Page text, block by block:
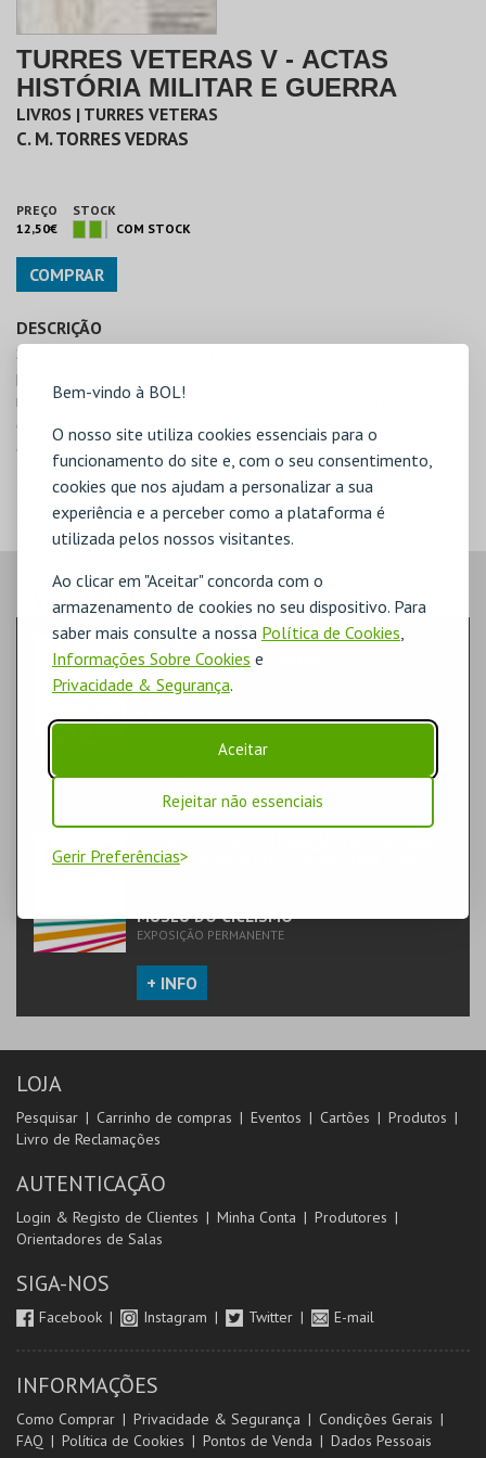
Bem-vindo à BOL!
O nosso site utiliza cookies essenciais para o
funcionamento do site e, com o seu consentimento,
cookies que nos ajudam a personalizar a sua
experiência e a perceber como a plataforma é
utilizada pelos nossos visitantes.
Ao clicar em "Aceitar" concorda com o
armazenamento de cookies no seu dispositivo. Para
saber mais consulte a nossa Política de Cookies,
Informações Sobre Cookies e
Privacidade & Segurança.
Aceitar
Rejeitar não essenciais
Gerir Preferências
TURRES VETERAS V - ACTAS
HISTÓRIA MILITAR E GUERRA
LIVROS | TURRES VETERAS
C. M. TORRES VEDRAS
PREÇO
12,50€
STOCK
COM STOCK
COMPRAR
DESCRIÇÃO
Sinopse: Compilação de um conjunto de estudos produzidos
pelos maiores especialistas sobre as temáticas da história
militar e da guerra, com uma transversalidade cronológica,
desde a Pré-história aos nossos dias, destacando-se alguns
estudos sobre as Invasões Francesas e as Linhas de Torres.
Edição: Câmara Municipal de Torres Vedras e Instituto de
Estudos Regionais e do Municipalismo “Alexandre Herculano”.
Data de edição: 2003
VEJA AINDA:
CAC_EXPOSIÇÃO PERMANENTE |
EXPOSIÇÃO TEMPORÁRIA
TEATRO & ARTE | EXPOSIÇÃO
CAC
+ INFO
(VISITA GUIADA P/ESCOLAS FORA CONC.)
MUSEU DO CICLISMO
EXPOSIÇÃO PERMANENTE
+ INFO
LOJA
Pesquisar Carrinho de compras Eventos Cartões
Produtos
Livro de Reclamações
AUTENTICAÇÃO
Login & Registo de Clientes Minha Conta
Produtores
Orientadores de Salas
SIGA-NOS
Facebook Instagram Twitter E-mail
INFORMAÇÕES
Como Comprar Privacidade & Segurança
Condições Gerais
FAQ
Política de Cookies Pontos de Venda Dados Pessoais